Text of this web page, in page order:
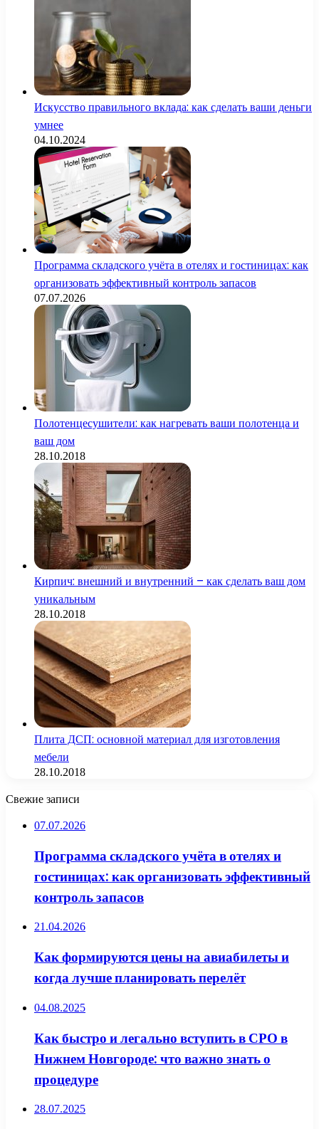
Искусство правильного вклада: как сделать ваши деньги
умнее
04.10.2024
Программа складского учёта в отелях и гостиницах: как
организовать эффективный контроль запасов
07.07.2026
Полотенцесушители: как нагревать ваши полотенца и
ваш дом
28.10.2018
Кирпич: внешний и внутренний – как сделать ваш дом
уникальным
28.10.2018
Плита ДСП: основной материал для изготовления
мебели
28.10.2018
Свежие записи
07.07.2026
Программа складского учёта в отелях и
гостиницах: как организовать эффективный
контроль запасов
21.04.2026
Как формируются цены на авиабилеты и
когда лучше планировать перелёт
04.08.2025
Как быстро и легально вступить в СРО в
Нижнем Новгороде: что важно знать о
процедуре
28.07.2025